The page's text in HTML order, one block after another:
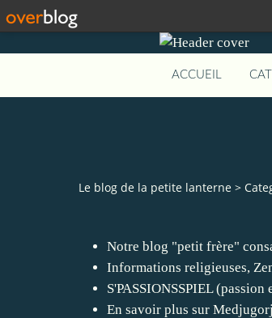
ACCUEIL
Le blog de la petite lanterne >
Notre blog "petit frère"
Informations religieuses,
S'PASSIONSSPIEL (passion
En savoir plus sur